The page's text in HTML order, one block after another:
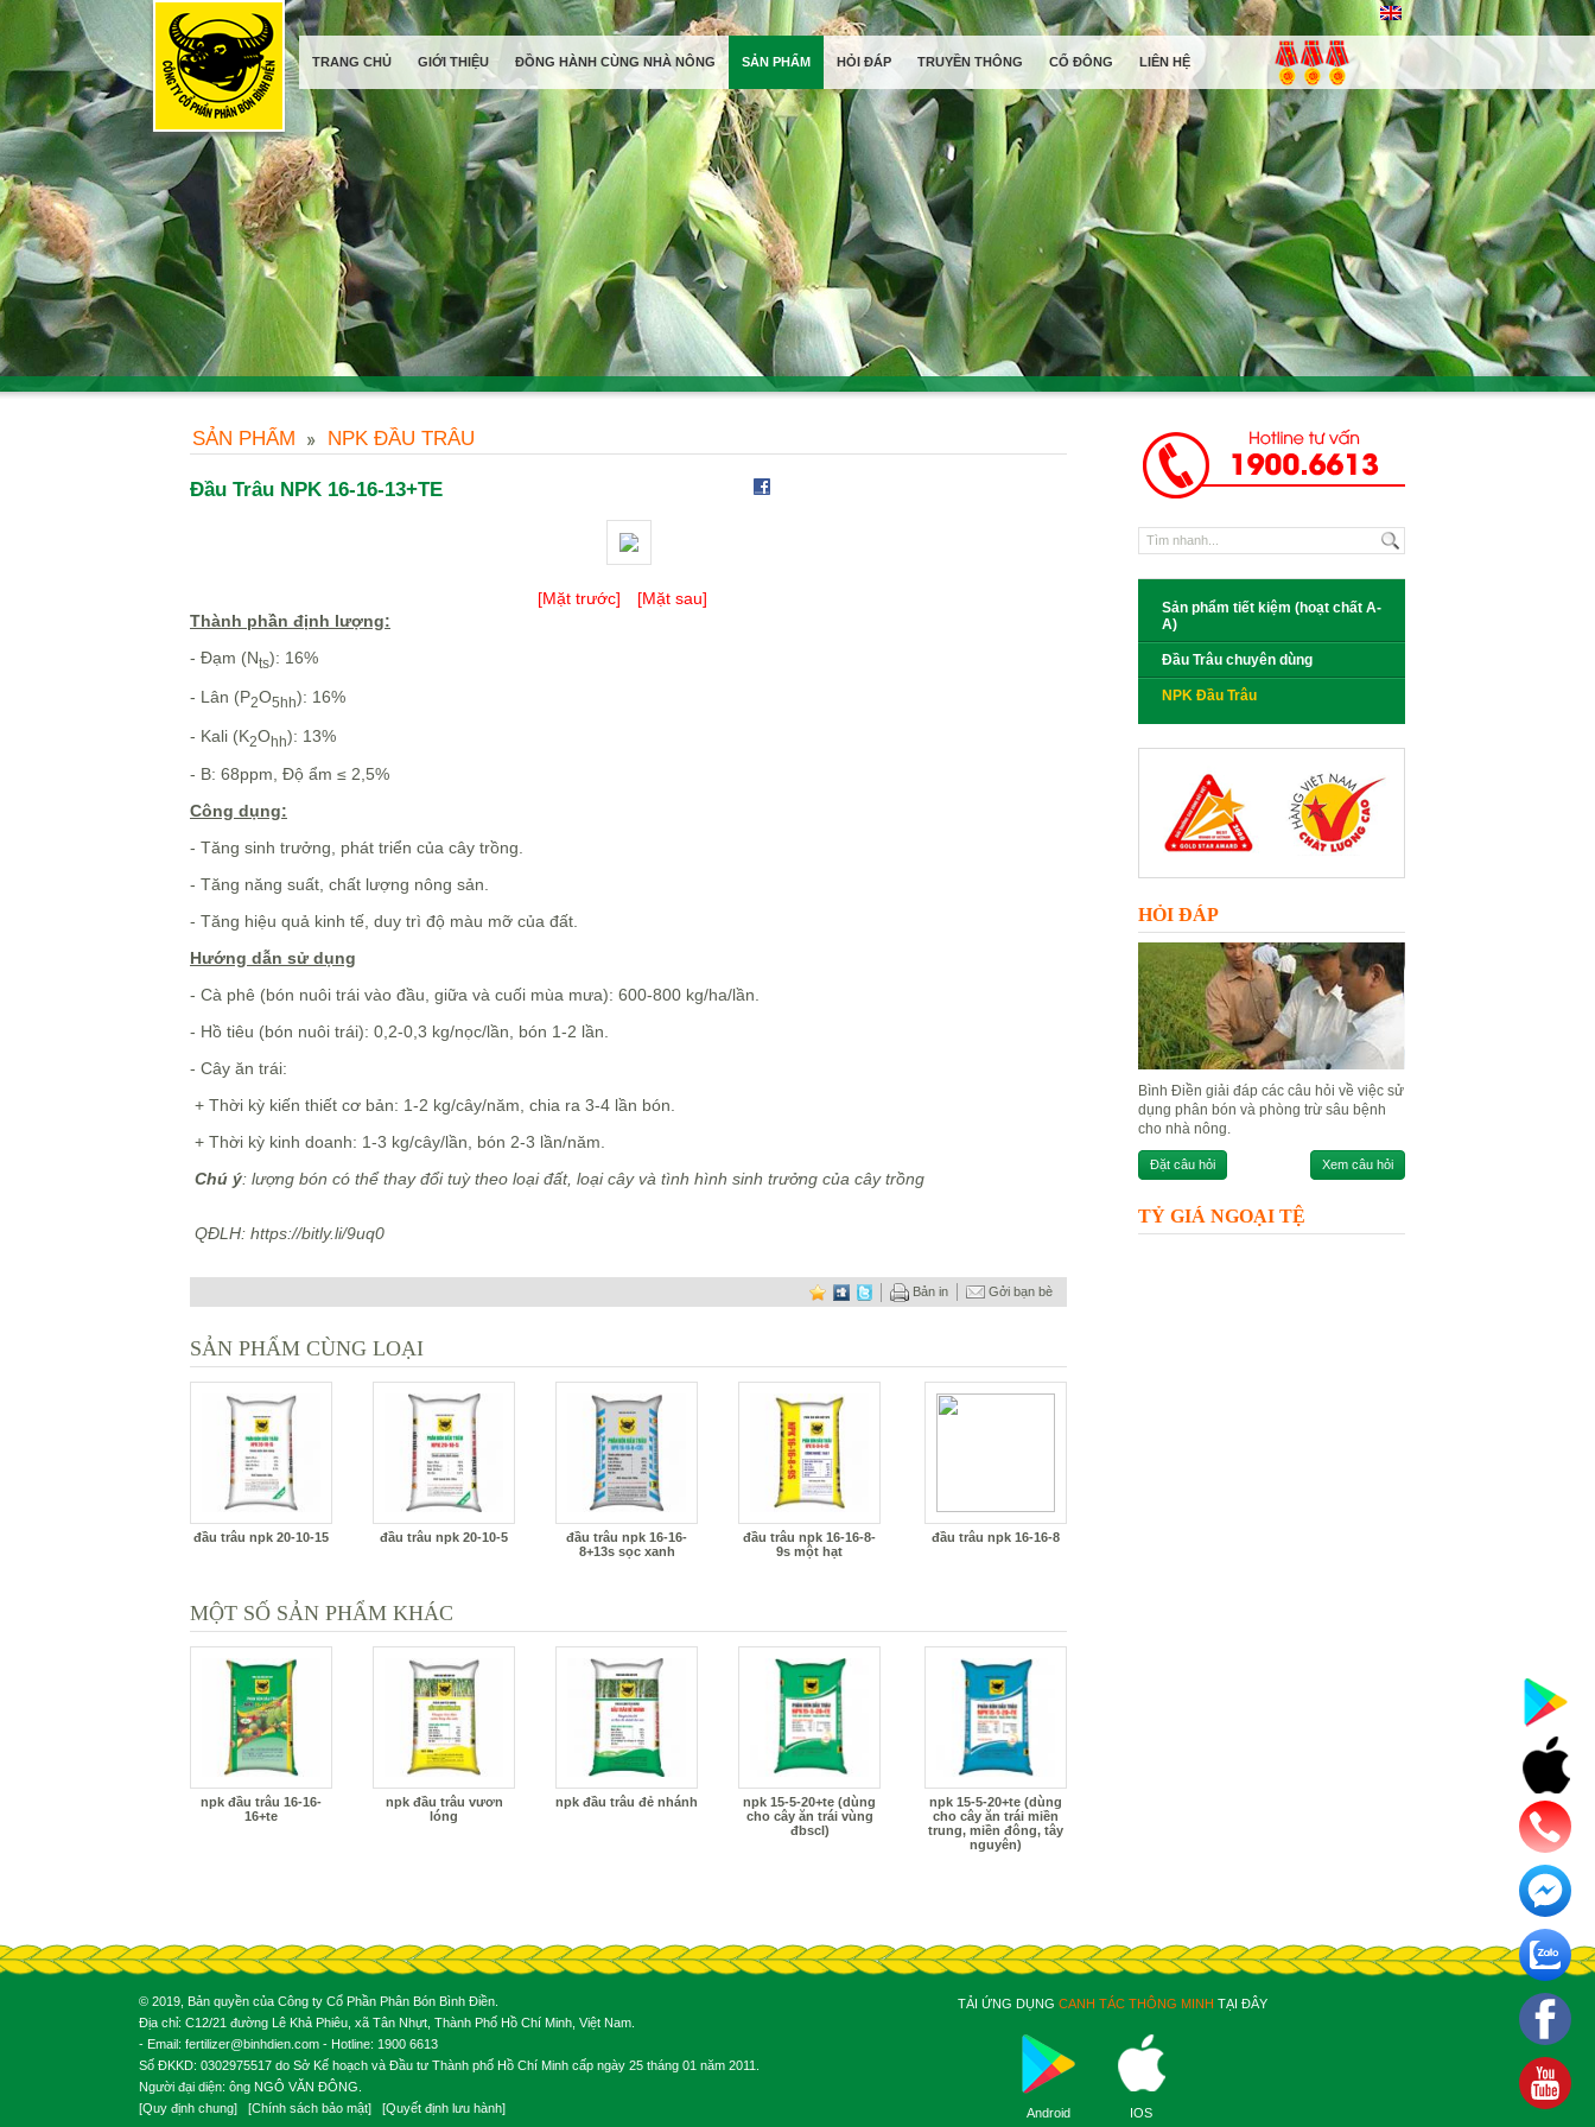
TRANG CHỦ GIỚI THIỆU ĐỒNG HÀNH CÙNG NHÀ NÔNG SẢN PHẨM HỎI ĐÁP TRUYỀN THÔNG CỔ ĐÔNG LIÊN HỆ
SẢN PHẨM NPK ĐẦU TRÂU
Đầu Trâu NPK 16-16-13+TE
[Mặt trước]
[Mặt sau]
Thành phần định lượng:
- Đạm (Nts): 16%
- Lân (P2O5hh): 16%
- Kali (K2Ohh): 13%
- B: 68ppm, Độ ẩm ≤ 2,5%
Công dụng:
- Tăng sinh trưởng, phát triển của cây trồng.
- Tăng năng suất, chất lượng nông sản.
- Tăng hiệu quả kinh tế, duy trì độ màu mỡ của đất.
Hướng dẫn sử dụng
- Cà phê (bón nuôi trái vào đầu, giữa và cuối mùa mưa): 600-800 kg/ha/lần.
- Hồ tiêu (bón nuôi trái): 0,2-0,3 kg/nọc/lần, bón 1-2 lần.
- Cây ăn trái:
+ Thời kỳ kiến thiết cơ bản: 1-2 kg/cây/năm, chia ra 3-4 lần bón.
+ Thời kỳ kinh doanh: 1-3 kg/cây/lần, bón 2-3 lần/năm.
Chú ý: lượng bón có thể thay đổi tuỳ theo loại đất, loại cây và tình hình sinh trưởng của cây trồng
QĐLH: https://bitly.li/9uq0
Gởi bạn bè
Bản in
SẢN PHẨM CÙNG LOẠI
đầu trâu npk 20-10-15 đầu trâu npk 20-10-5
đầu trâu npk 16-16-
8+13s sọc xanh
đầu trâu npk 16-16-8-
9s một hạt
đầu trâu npk 16-16-8
MỘT SỐ SẢN PHẨM KHÁC
npk đầu trâu 16-16-
16+te
npk đầu trâu vươn
lóng
npk đầu trâu đẻ nhánh
npk 15-5-20+te (dùng
cho cây ăn trái vùng
đbscl)
npk 15-5-20+te (dùng
cho cây ăn trái miền
trung, miền đông, tây
nguyên)
Sản phẩm tiết kiệm (hoạt chất A-
A)
Đầu Trâu chuyên dùng
NPK Đầu Trâu
HỎI ĐÁP
Bình Điền giải đáp các câu hỏi về việc sử
dụng phân bón và phòng trừ sâu bệnh
cho nhà nông.
Đặt câu hỏi Xem câu hỏi
TỶ GIÁ NGOẠI TỆ
© 2019, Bản quyền của Công ty Cổ Phần Phân Bón Bình Điền.
Địa chỉ: C12/21 đường Lê Khả Phiêu, xã Tân Nhựt, Thành Phố Hồ Chí Minh, Việt Nam.
- Email: fertilizer@binhdien.com - Hotline: 1900 6613
Số ĐKKD: 0302975517 do Sở Kế hoạch và Đầu tư Thành phố Hồ Chí Minh cấp ngày 25 tháng 01 năm 2011.
Người đại diện: ông NGÔ VĂN ĐÔNG.
[Quy định chung] [Chính sách bảo mật] [Quyết định lưu hành]
TẢI ỨNG DỤNG CANH TÁC THÔNG MINH TẠI ĐÂY
Android IOS